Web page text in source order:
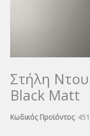
Στήλη
Black Matt
Κωδικός Προϊόντος: